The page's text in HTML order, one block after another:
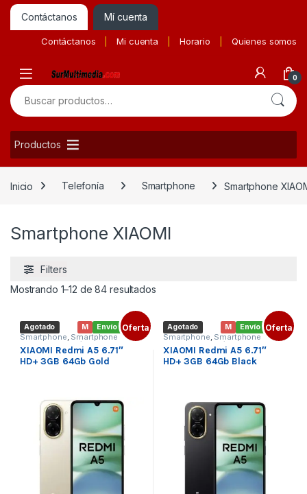
Contáctanos Mí cuenta
Contáctanos Mi cuenta Horario Quienes somos
0
Buscar por:
Productos
Inicio Telefonía Smartphone Smartphone
Smartphone XIAOMI
Filters
Mostrando 1–12 de 84 resultadosOrdenado por precio: bajo a alto
Envío gratis
M
Agotado Oferta
Smartphone, Smartphone
Telefonía
XIAOMI Redmi A5 6.71″
HD+ 3GB 64Gb Gold
Envío gratis
M
Agotado Oferta
Smartphone, Smartphone
Telefonía
XIAOMI Redmi A5 6.71″
HD+ 3GB 64Gb Black